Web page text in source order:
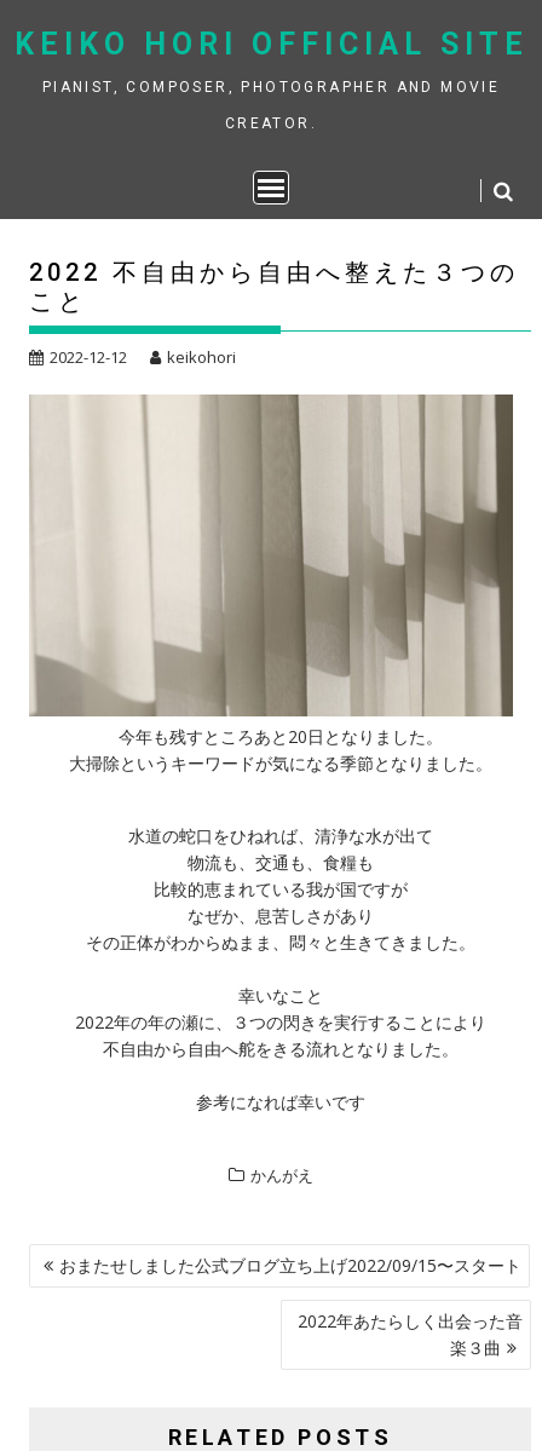
to
KEIKO HORI OFFICIAL SITE
PIANIST, COMPOSER, PHOTOGRAPHER AND MOVIE
CREATOR.
2022 不自由から自由へ整えた３つの
こと
2022-12-12 keikohori
今年も残すところあと20日となりました。
大掃除というキーワードが気になる季節となりました。
水道の蛇口をひねれば、清浄な水が出て
物流も、交通も、食糧も
比較的恵まれている我が国ですが
なぜか、息苦しさがあり
その正体がわからぬまま、悶々と生きてきました。
幸いなこと
2022年の年の瀬に、３つの閃きを実行することにより
不自由から自由へ舵をきる流れとなりました。
参考になれば幸いです
かんがえ
投
稿
おまたせしました公式ブログ立ち上げ2022/09/15〜スタート
2022年あたらしく出会った音
楽３曲
RELATED POSTS